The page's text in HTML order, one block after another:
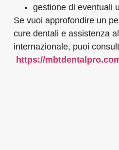
gestione di eventuali
Se vuoi approfondire un
cure dentali e assistenza
internazionale, puoi
https://